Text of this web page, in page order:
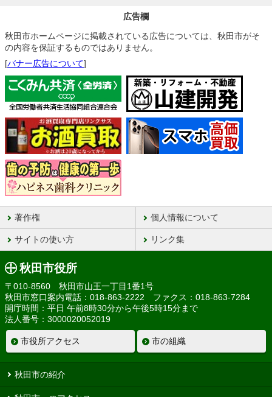
広告欄
秋田市ホームページに掲載されている広告については、秋田市がそ
の内容を保証するものではありません。
[バナー広告について]
著作権 個人情報について
サイトの使い方 リンク集
秋田市役所
〒010-8560 秋田市山王一丁目1番1号
秋田市窓口案内電話：018-863-2222 ファクス：018-863-7284
開庁時間：平日 午前8時30分から午後5時15分まで
法人番号：3000020052019
市役所アクセス 市の組織
秋田市の紹介